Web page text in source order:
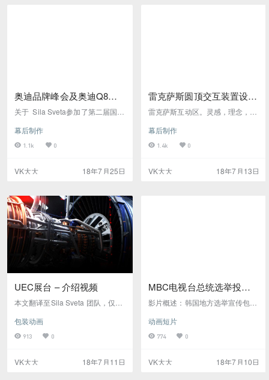
奥迪品牌峰会及奥迪Q8全
球发布会
关于 Sila Sveta参加了第二届国际
首发创作了四场秀。 奥迪品牌峰会
艾康Etron车，Aicon和Etron，最
多媒体工具来展示每个模型：在湖
闪电设置; 移动LED屏幕; 多媒体内
容，与舞蹈表演同步，以及我们…
幕后制作
1.1k 0
VK大大 18年7月25日
雷克萨斯圆顶交互装置设计
参考
雷克萨斯互动区。灵感，理念，技
幕后制作
1.4k 0
VK大大 18年7月13日
UEC展台 – 介绍视频
本文翻译至Sila Sveta 团队，仅供
ed Engine Corporation（“UEC”）
是一家从事航空，航海和工业用燃
机展览会。Sila Sveta为博览会开
包装动画
913 0
VK大大 18年7月11日
MBC电视台总统选举投票
三维动画宣传短片
影片概述：韩国地方选举宣传包装
全篇采用三维制作竞选人以赛车比
赛穿过韩国各大景区，即表现了选
体育赛事、重大活动开场参考影片
动画短片
774 0
VK大大 18年7月10日